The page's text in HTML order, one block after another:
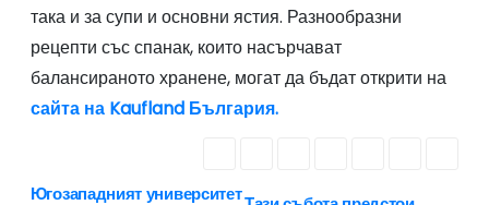
така и за супи и основни ястия. Разнообразни
рецепти със спанак, които насърчават
балансираното хранене, могат да бъдат открити на
сайта на Kaufland България.
Югозападният университет